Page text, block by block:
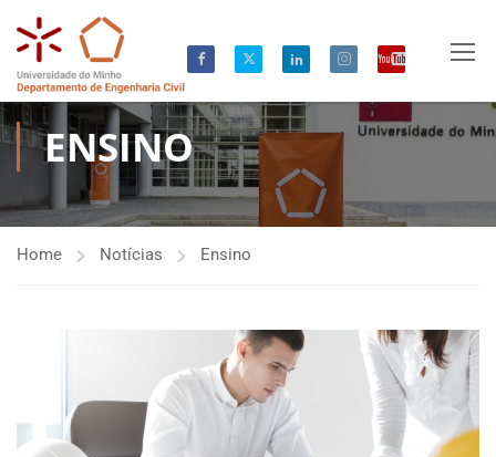
ENSINO
Home Notícias Ensino